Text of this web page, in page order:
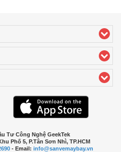
contents
contents
Tư Công Nghệ GeekTek
Phố 5, P.Tân Sơn Nhì, TP.HCM
- Email: info@sanvemaybay.vn